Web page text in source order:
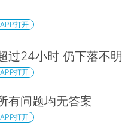
APP打开
过24小时 仍下落不明
APP打开
有问题均无答案
APP打开